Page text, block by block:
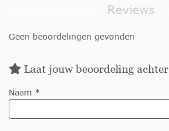
Reviews
Geen beoordelingen gevonden
Laat jouw beoordeling achter
Naam *